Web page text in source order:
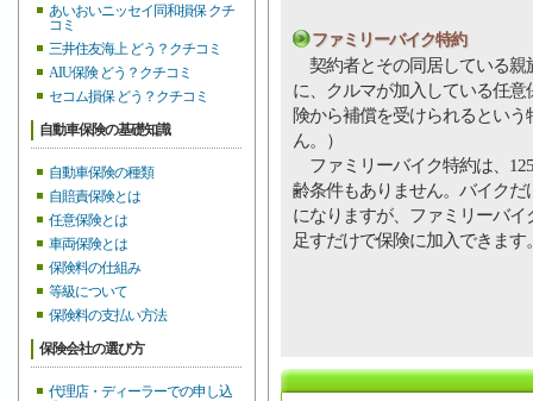
あいおいニッセイ同和損保 クチ
コミ
三井住友海上 どう？クチコミ
AIU保険 どう？クチコミ
セコム損保 どう？クチコミ
自動車保険の基礎知識
自動車保険の種類
自賠責保険とは
任意保険とは
車両保険とは
保険料の仕組み
等級について
保険料の支払い方法
保険会社の選び方
代理店・ディーラーでの申し込
ファミリーバイク特約
契約者とその同居している親
に、クルマが加入している任
険から補償を受けられるとい
ん。）
ファミリーバイク特約は、
齢条件もありません。バイク
になりますが、ファミリーバ
足すだけで保険に加入できます